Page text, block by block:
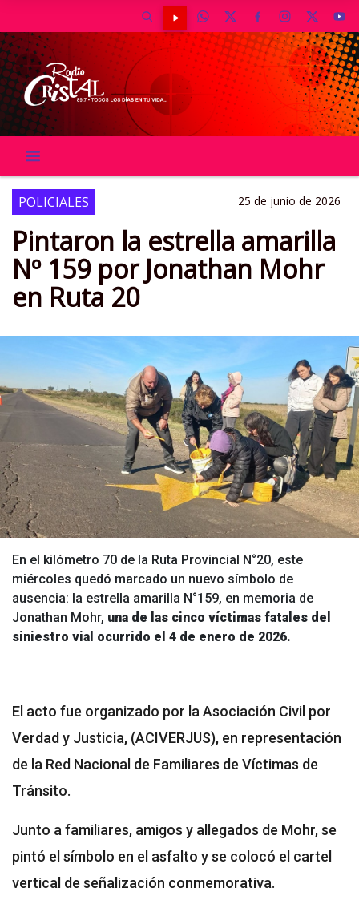
POLICIALES 25 de junio de 2026
Pintaron la estrella amarilla
Nº 159 por Jonathan Mohr
en Ruta 20
En el kilómetro 70 de la Ruta Provincial N°20, este
miércoles quedó marcado un nuevo símbolo de
ausencia: la estrella amarilla N°159, en memoria de
Jonathan Mohr, una de las cinco víctimas fatales del
siniestro vial ocurrido el 4 de enero de 2026.
El acto fue organizado por la Asociación Civil por
Verdad y Justicia, (ACIVERJUS), en representación
de la Red Nacional de Familiares de Víctimas de
Tránsito.
Junto a familiares, amigos y allegados de Mohr, se
pintó el símbolo en el asfalto y se colocó el cartel
vertical de señalización conmemorativa.